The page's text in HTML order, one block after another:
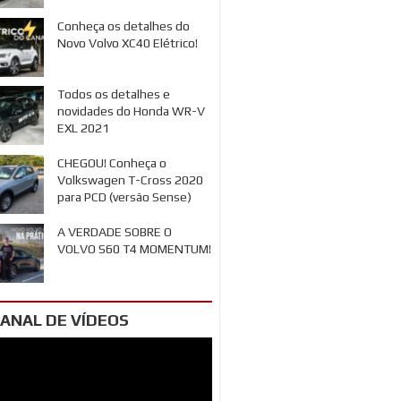
Conheça os detalhes do
Novo Volvo XC40 Elétrico!
Todos os detalhes e
novidades do Honda WR-V
EXL 2021
CHEGOU! Conheça o
Volkswagen T-Cross 2020
para PCD (versão Sense)
A VERDADE SOBRE O
VOLVO S60 T4 MOMENTUM!
DE VÍDEOS